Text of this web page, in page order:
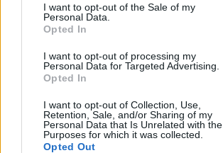
I want to opt-out of the Sale of my
Personal Data.
Opted In
I want to opt-out of processing my
Personal Data for Targeted Advertising.
Opted In
I want to opt-out of Collection, Use,
Retention, Sale, and/or Sharing of my
Personal Data that Is Unrelated with the
Purposes for which it was collected.
Opted Out
Arhiva sondajelor